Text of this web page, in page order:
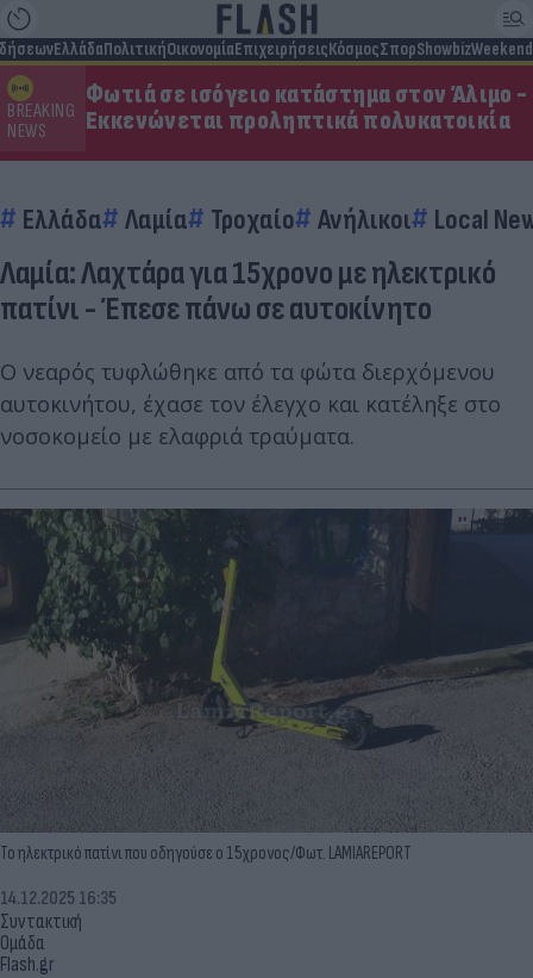
ΕλλάδαΠολιτικήΟικονομίαΕπιχειρήσειςΚόσμοςΣπορShowbizWeekend
BREAKING
NEWS
Φωτιά σε ισόγειο κατάστημα στον Άλιμο -
Εκκενώνεται προληπτικά πολυκατοικία
Ελλάδα Λαμία Τροχαίο Ανήλικοι Local
Λαμία: Λαχτάρα για 15χρονο με ηλεκτρικό
πατίνι - Έπεσε πάνω σε αυτοκίνητο
Ο νεαρός τυφλώθηκε από τα φώτα διερχόμενου
αυτοκινήτου, έχασε τον έλεγχο και κατέληξε στο
νοσοκομείο με ελαφριά τραύματα.
Το ηλεκτρικό πατίνι που οδηγούσε ο 15χρονος/Φωτ. LAMIAREPORT
Συντακτική
Ομάδα
Flash.gr
14.12.2025 16:35